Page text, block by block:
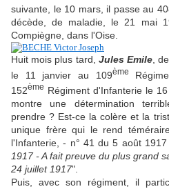
suivante, le 10 mars, il passe au
décède, de maladie, le 21 mai
Compiègne, dans l'Oise.
Huit mois plus tard, Jules Emile,
le 11 janvier au 109ème
152ème Régiment d'Infanterie le
montre une détermination
prendre ? Est-ce la colère et la
unique frère qui le rend
l'Infanterie, - n° 41 du 5 août
1917 - A fait preuve du plus grand
24 juillet 1917".
Puis, avec son régiment, il